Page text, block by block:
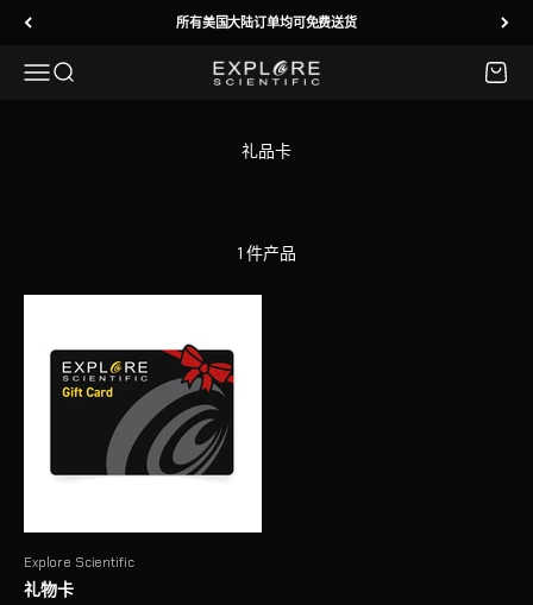
跳转到内容 所有美国大陆订单均可免费送货
菜单搜索 Explore Scientific 购物车
1 件产品
Explore Scientific
礼物卡